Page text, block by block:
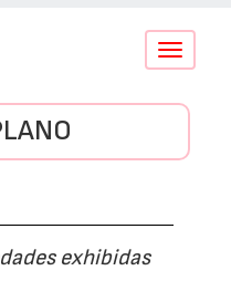
Conmutar
exhibidas